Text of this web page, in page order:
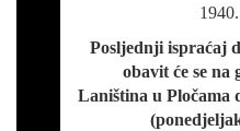
Posljednji ispraćaj
obavit će se
Laniština u Pločama